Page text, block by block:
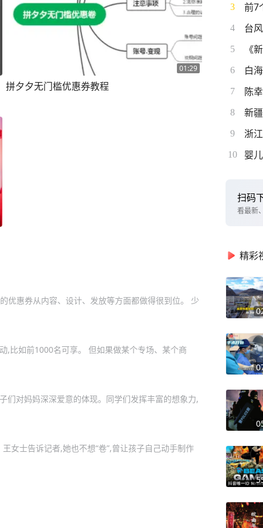
01:29
拼夕夕无门槛优惠券教程
优惠券从内容、设计、发放等方面都做得很到位。 少
,比如前1000名可享。 但如果做某个专场、某个商
们对妈妈深深爱意的体现。同学们发挥丰富的想象力,
女士告诉记者,她也不想“卷”,曾让孩子自己动手制作
3 前7
4 台
5 《
6 白
7 陈
8 新
9 浙
10 婴
扫码
看最新
精彩